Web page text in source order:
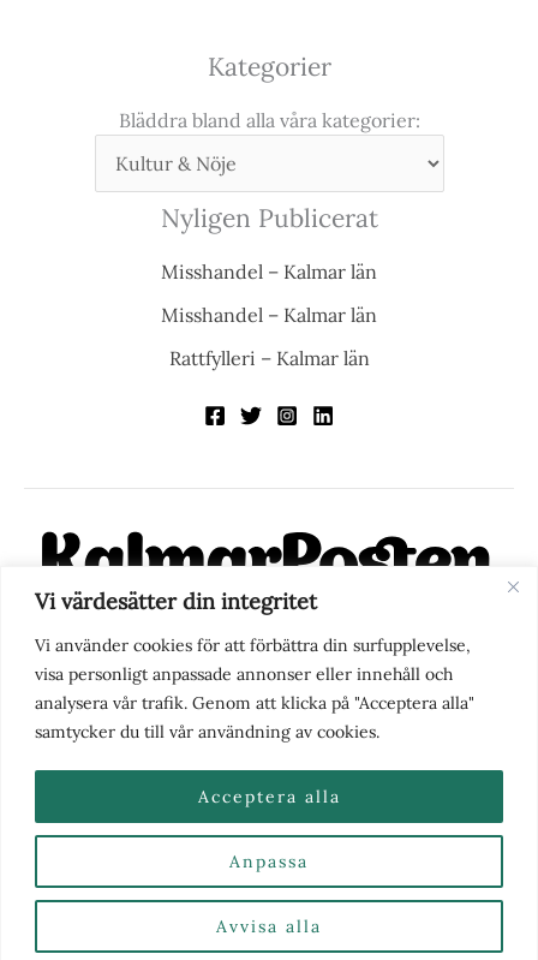
Vi värdesätter din integritet
Vi använder cookies för att förbättra din surfupplevelse,
visa personligt anpassade annonser eller innehåll och
analysera vår trafik. Genom att klicka på "Acceptera alla"
samtycker du till vår användning av cookies.
Anpassa
Avvisa alla
Acceptera alla
Kategorier
Bläddra bland alla våra kategorier:
Nyligen Publicerat
Misshandel – Kalmar län
Misshandel – Kalmar län
Rattfylleri – Kalmar län
KalmarPosten är en modern lokalnyhetstidning på nätet. Med
fokus på Kalmarregionen, men också med blick för det större
perspektivet, vill vi vara din självklara kanal för nyheter,
berättelser och engagemang. KalmarPosten grundades 1988 och
fick nya ägare 2025.
Nyhetstips eller frågor?Kontakta oss
2026 | Kalmarposten.se |Se alla Kategorier & Ämnen
här